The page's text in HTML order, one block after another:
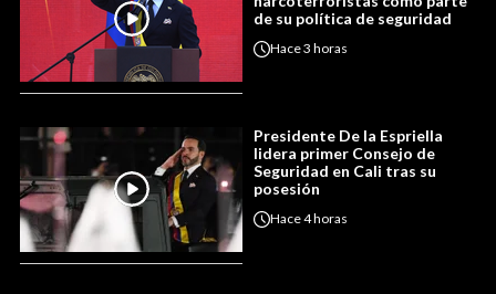
de su política de seguridad
Hace3 horas
Presidente De la Espriella
lidera primer Consejo de
Seguridad en Cali tras su
posesión
Hace4 horas